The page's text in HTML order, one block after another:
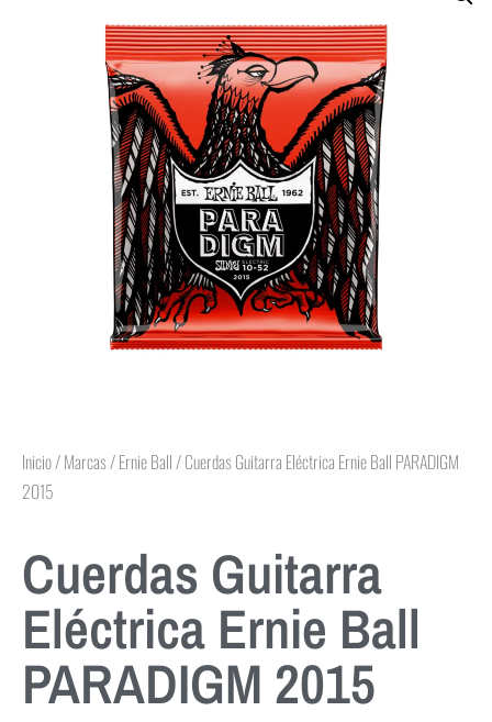
Inicio/Marcas/Ernie Ball/ Cuerdas Guitarra Eléctrica Ernie Ball PARADIGM
2015
Cuerdas Guitarra
Eléctrica Ernie Ball
PARADIGM 2015